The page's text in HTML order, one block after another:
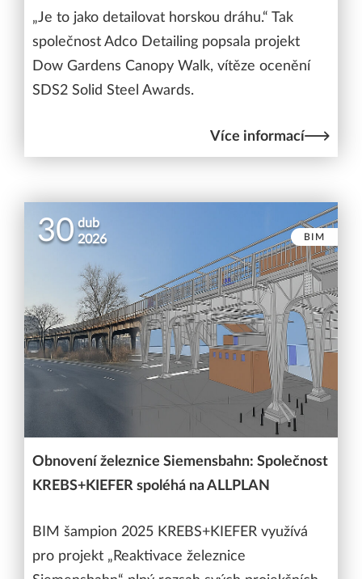
„Je to jako detailovat horskou dráhu.“ Tak
společnost Adco Detailing popsala projekt
Dow Gardens Canopy Walk, vítěze ocenění
SDS2 Solid Steel Awards.
Více informací
30 dub
2026
BIM
Obnovení železnice Siemensbahn: Společnost
KREBS+KIEFER spoléhá na ALLPLAN
BIM šampion 2025 KREBS+KIEFER využívá
pro projekt „Reaktivace železnice